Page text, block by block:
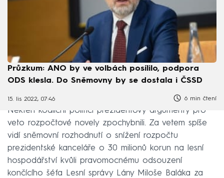
Průzkum: ANO by ve volbách posílilo, podpora
ODS klesla. Do Sněmovny by se dostala i ČSSD
15. lis 2022, 07:46 6 min čtení
Někteří koaliční politici prezidentovy argumenty pro
veto rozpočtové novely zpochybnili. Za vetem spíše
vidí sněmovní rozhodnutí o snížení rozpočtu
prezidentské kanceláře o 30 milionů korun na lesní
hospodářství kvůli pravomocnému odsouzení
končícího šéfa Lesní správy Lány Miloše Baláka za